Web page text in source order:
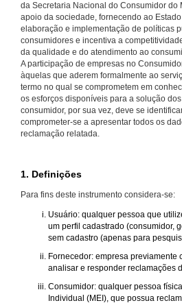
da Secretaria Nacional do Consumidor do
apoio da sociedade, fornecendo ao
elaboração e implementação de políticas
consumidores e incentiva a
da qualidade e do atendimento ao
A participação de empresas no
àquelas que aderem formalmente ao
termo no qual se comprometem em
os esforços disponíveis para a solução
consumidor, por sua vez, deve se
comprometer-se a apresentar todos os
reclamação relatada.
1. Definições
Para fins deste instrumento considera-se:
Usuário: qualquer pessoa que
um perfil cadastrado (consumidor,
sem cadastro (apenas para
Fornecedor: empresa previamente
analisar e responder reclamações
Consumidor: qualquer pessoa
Individual (MEI), que possua